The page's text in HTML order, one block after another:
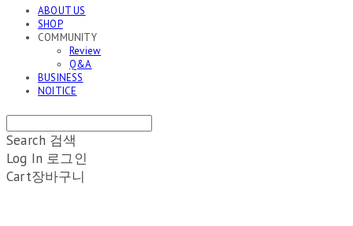
ABOUT US
SHOP
COMMUNITY
Review
Q&A
BUSINESS
NOITICE
Search 검색
Log In 로그인
Cart장바구니